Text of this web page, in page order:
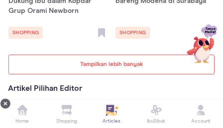
Tampilkan lebih banyak
Grup Orami Newborn
SHOPPING SHOPPING
Artikel Pilihan Editor
Home Shopping Articles IbuSibuk Account